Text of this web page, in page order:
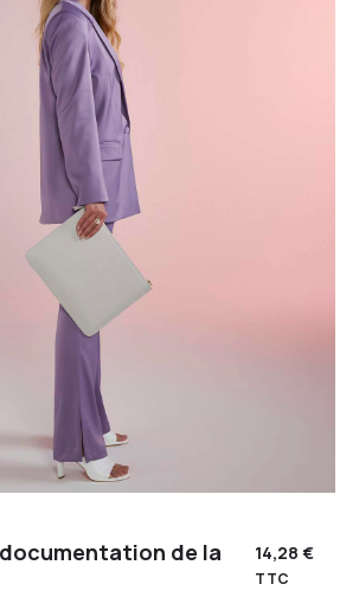
de la
14,28 €
TTC